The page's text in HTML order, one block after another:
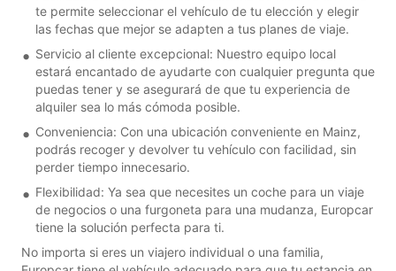
te permite seleccionar el vehículo de tu elección y elegir
las fechas que mejor se adapten a tus planes de viaje.
Servicio al cliente excepcional: Nuestro equipo local
estará encantado de ayudarte con cualquier pregunta que
puedas tener y se asegurará de que tu experiencia de
alquiler sea lo más cómoda posible.
Conveniencia: Con una ubicación conveniente en Mainz,
podrás recoger y devolver tu vehículo con facilidad, sin
perder tiempo innecesario.
Flexibilidad: Ya sea que necesites un coche para un viaje
de negocios o una furgoneta para una mudanza, Europcar
tiene la solución perfecta para ti.
No importa si eres un viajero individual o una familia,